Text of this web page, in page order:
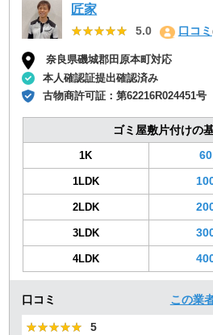
匠家
★★★★★
★★★★★ 5.0 口コミ
奈良県磯城郡田原本町対応
本人確認証提出確認済み
古物商許可証：第62216R024451号
ゴミ屋敷片付けの
1K
1LDK
2LDK
3LDK
4LDK
口コミ この業
★★★★★
★★★★★ 5